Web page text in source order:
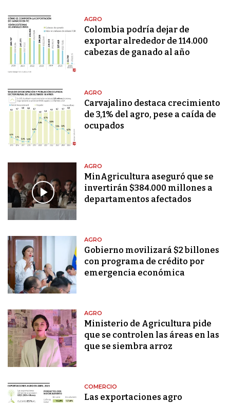
AGRO
Colombia podría dejar de
exportar alrededor de 114.000
cabezas de ganado al año
AGRO
Carvajalino destaca crecimiento
de 3,1% del agro, pese a caída de
ocupados
AGRO
MinAgricultura aseguró que se
invertirán $384.000 millones a
departamentos afectados
AGRO
Gobierno movilizará $2 billones
con programa de crédito por
emergencia económica
AGRO
Ministerio de Agricultura pide
que se controlen las áreas en las
que se siembra arroz
COMERCIO
Las exportaciones agro